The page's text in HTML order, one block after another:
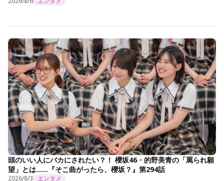
頭のいい人にバカにされたい？！ 櫻坂46・的野美青の「罵られ願
望」とは……『そこ曲がったら、櫻坂？』第294話
2026/8/3 エンタメ